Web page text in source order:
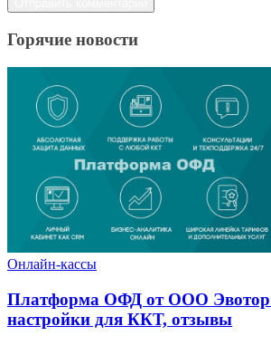
Горячие новости
Онлайн-кассы
Платформа ОФД от ООО Эвотор:
настройки для ККТ, отзывы